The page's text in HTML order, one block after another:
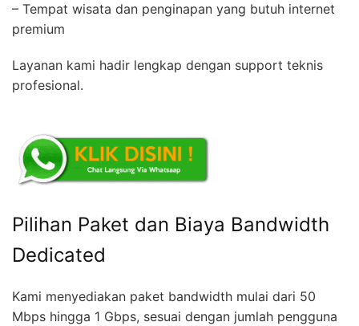
– Tempat wisata dan penginapan yang butuh internet
premium
Layanan kami hadir lengkap dengan support teknis
profesional.
Pilihan Paket dan Biaya Bandwidth
Dedicated
Kami menyediakan paket bandwidth mulai dari 50
Mbps hingga 1 Gbps, sesuai dengan jumlah pengguna